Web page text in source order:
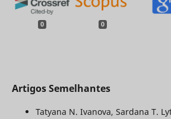
0 0
Artigos Semelhantes
Tatyana N. Ivanova, Sardana T.